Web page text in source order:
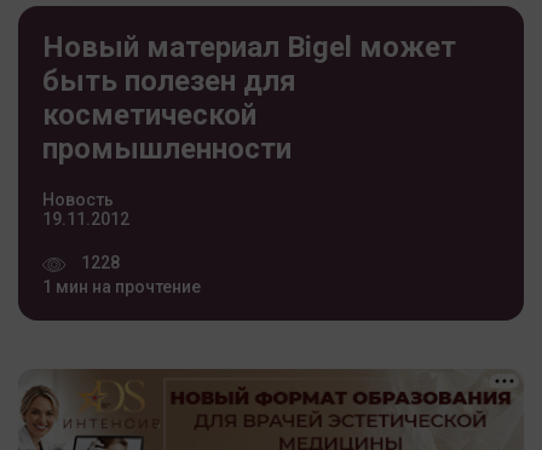
Новый материал Bigel может
быть полезен для
косметической
промышленности
Новость
19.11.2012
1228
1 мин на прочтение